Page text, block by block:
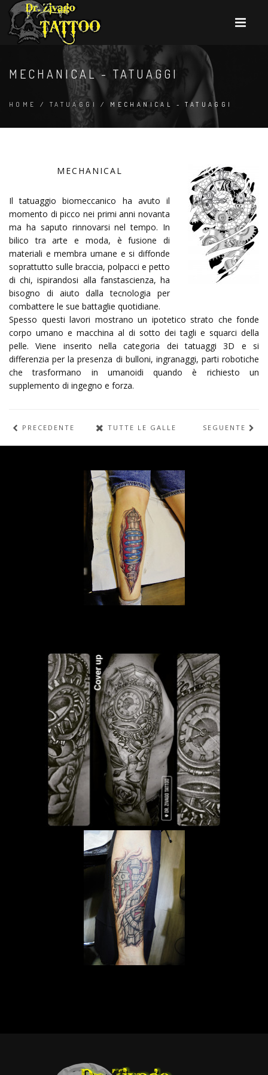
MECHANICAL - TATUAGGI
HOME / TATUAGGI / MECHANICAL - TATUAGGI
MECHANICAL
Il tatuaggio biomeccanico ha avuto il
momento di picco nei primi anni novanta
ma ha saputo rinnovarsi nel tempo. In
bilico tra arte e moda, è fusione di
materiali e membra umane e si diffonde
soprattutto sulle braccia, polpacci e petto
di chi, ispirandosi alla fanstascienza, ha
bisogno di aiuto dalla tecnologia per
combattere le sue battaglie quotidiane.
Spesso questi lavori mostrano un ipotetico strato che fonde
corpo umano e macchina al di sotto dei tagli e squarci della
pelle. Viene inserito nella categoria dei tatuaggi 3D e si
differenzia per la presenza di bulloni, ingranaggi, parti robotiche
che trasformano in umanoidi quando è richiesto un
supplemento di ingegno e forza.
PRECEDENTE TUTTE LE GALLERIE SEGUENTE